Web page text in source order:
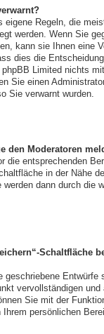
eigene Regeln, die
werden. Wenn Sie
kann sie Ihnen eine
dies die
Limited nichts
Sie einen
Sie verwarnt wurden.
den Moderatoren
die entsprechenden
in der Nähe
dann durch die
Schaltfläche
geschriebene Entwürfe
vervollständigen und
Sie mit der
Ihrem persönlichen